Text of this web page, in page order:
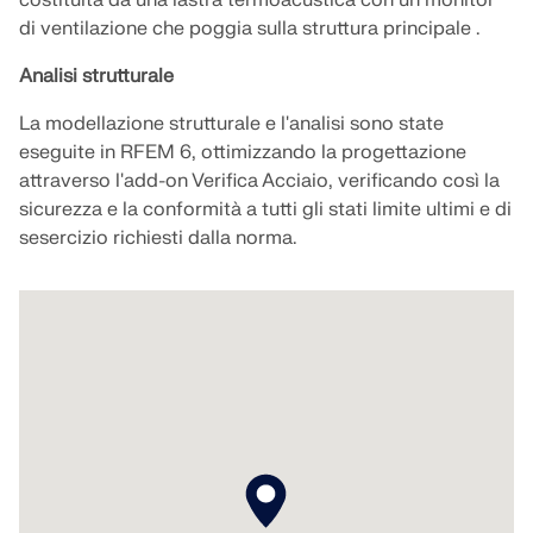
RWIND 3
Software CFD per la galleria del vento digitale
Per maggiori informazioni
Scopri l'API
RICEVI ASSISTENZA
ingegneria e porta la tua carriera a nuovi livelli.
di ventilazione che poggia sulla struttura principale .
Analisi strutturale
La modellazione strutturale e l'analisi sono state
eseguite in RFEM 6, ottimizzando la progettazione
attraverso l'add-on Verifica Acciaio, verificando così la
sicurezza e la conformità a tutti gli stati limite ultimi e di
sesercizio richiesti dalla norma.